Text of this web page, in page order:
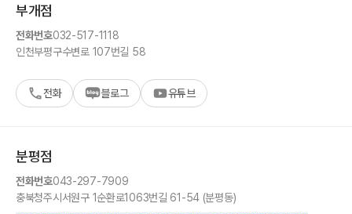
부개점
전화번호032-517-1118
인천부평구수변로 107번길 58
전화 블로그 유튜브
분평점
전화번호043-297-7909
충북청주시 서원구 1순환로1063번길 61-54 (분평동)